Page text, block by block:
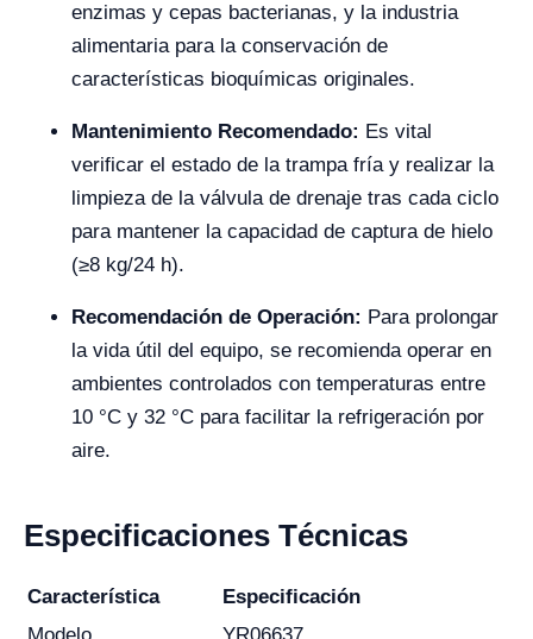
enzimas y cepas bacterianas, y la industria
alimentaria para la conservación de
características bioquímicas originales.
Mantenimiento Recomendado: Es vital
verificar el estado de la trampa fría y realizar la
limpieza de la válvula de drenaje tras cada ciclo
para mantener la capacidad de captura de hielo
(≥8 kg/24 h).
Recomendación de Operación: Para prolongar
la vida útil del equipo, se recomienda operar en
ambientes controlados con temperaturas entre
10 °C y 32 °C para facilitar la refrigeración por
aire.
Especificaciones Técnicas
Característica
Especificación